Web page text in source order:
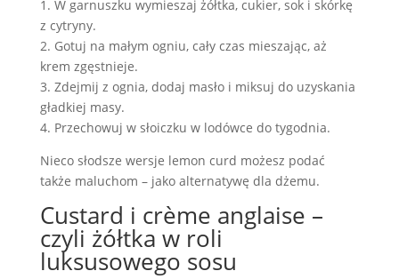
1. W garnuszku wymieszaj żółtka, cukier, sok i skórkę
z cytryny.
2. Gotuj na małym ogniu, cały czas mieszając, aż
krem zgęstnieje.
3. Zdejmij z ognia, dodaj masło i miksuj do uzyskania
gładkiej masy.
4. Przechowuj w słoiczku w lodówce do tygodnia.
Nieco słodsze wersje lemon curd możesz podać
także maluchom – jako alternatywę dla dżemu.
Custard i crème anglaise –
czyli żółtka w roli
luksusowego sosu